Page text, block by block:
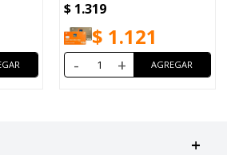
+ - +